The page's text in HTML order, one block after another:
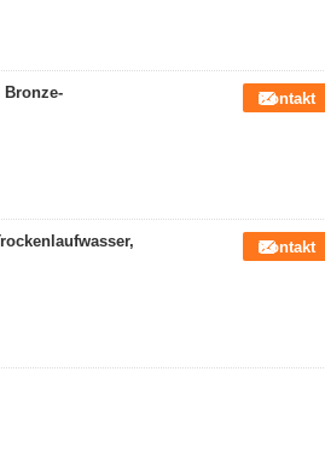
Bronze-
Kontakt
Kontakt